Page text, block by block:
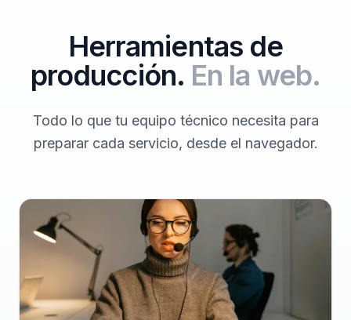
Herramientas de
producción. En la web.
Todo lo que tu equipo técnico necesita para
preparar cada servicio, desde el navegador.